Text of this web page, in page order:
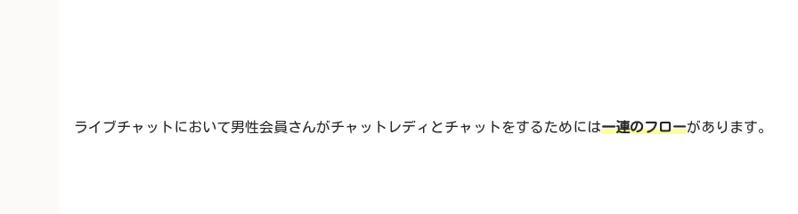
ライブチャットにおいて男性会員さんがチャットレディとチャットをするためには一連のフローがあります。